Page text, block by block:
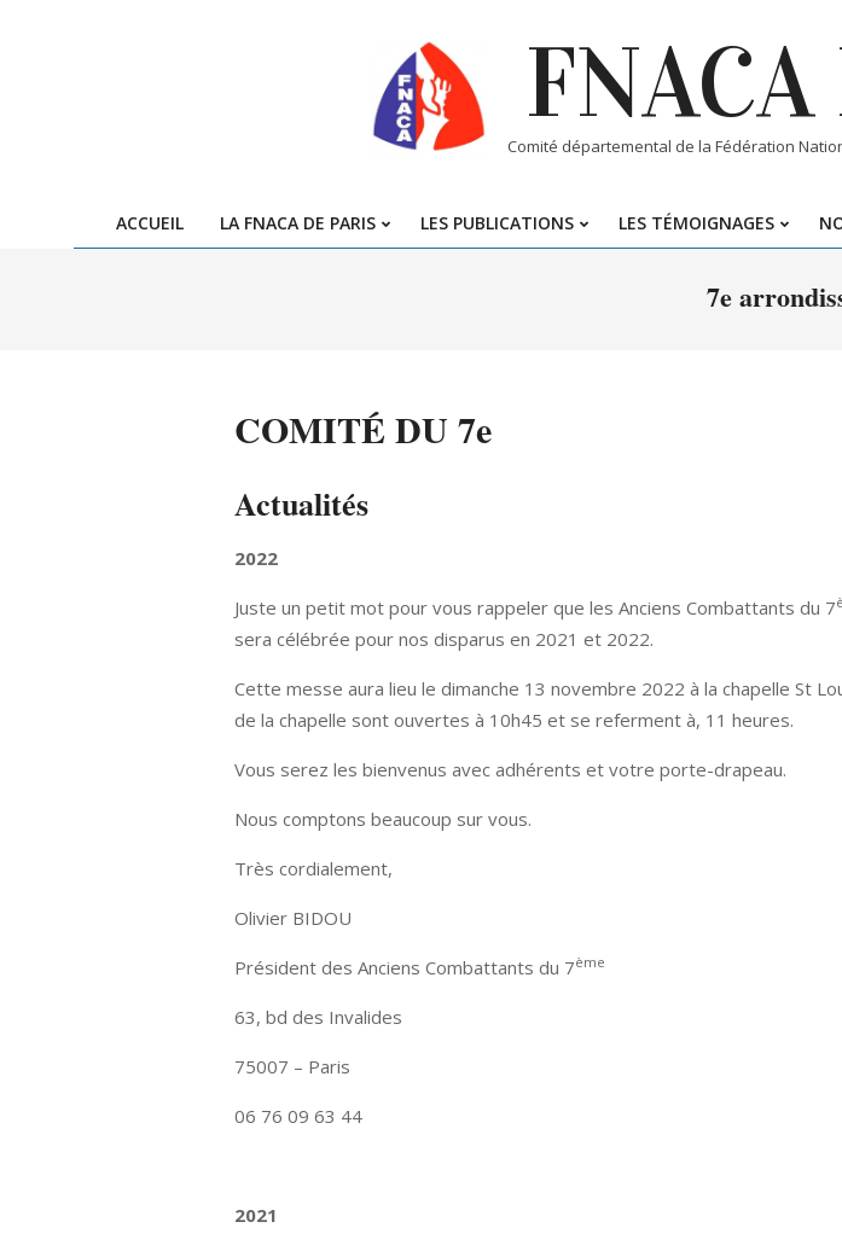
Comité départemental de la Fédération
ACCUEIL LA FNACA DE PARIS LES PUBLICATIONS LES TÉMOIGNAGES
7e
COMITÉ DU 7e
Actualités
2022
Juste un petit mot pour vous rappeler que les Anciens Combattants du 7
sera célébrée pour nos disparus en 2021 et 2022.
Cette messe aura lieu le dimanche 13 novembre 2022 à la chapelle St
de la chapelle sont ouvertes à 10h45 et se referment à, 11 heures.
Vous serez les bienvenus avec adhérents et votre porte-drapeau.
Nous comptons beaucoup sur vous.
Très cordialement,
Olivier BIDOU
Président des Anciens Combattants du 7ème
63, bd des Invalides
75007 – Paris
06 76 09 63 44
2021